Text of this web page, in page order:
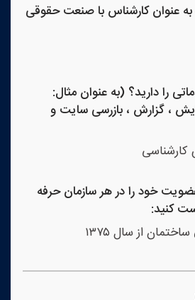
عنوان کارشناس با صنعت حقوقی
را دارید؟ (به عنوان مثال:
، گزارش ، بازرسی سایت و
کارشناسی
خود را در هر سازمان حرفه
کنید:
از سال ۱۳۷۵